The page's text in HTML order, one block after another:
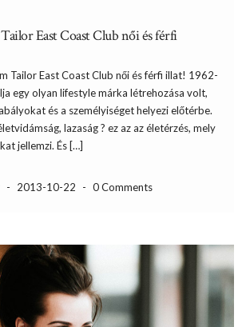
East Coast Club női és férfi
Tailor East Coast Club női és férfi illat! 1962-
egy olyan lifestyle márka létrehozása volt,
és a személyiséget helyezi előtérbe.
lazaság ? ez az az életérzés, mely
jellemzi. És […]
- 2013-10-22 - 0 Comments